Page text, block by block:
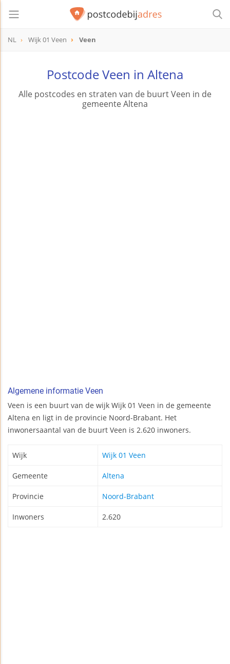
NL Wijk 01 Veen Veen
Postcode Veen in Altena
Alle postcodes en straten van de buurt Veen in de
gemeente Altena
Algemene informatie Veen
Veen is een buurt van de wijk Wijk 01 Veen in de gemeente
Altena en ligt in de provincie Noord-Brabant. Het
inwonersaantal van de buurt Veen is 2.620 inwoners.
Wijk Wijk 01 Veen
Gemeente Altena
Provincie Noord-Brabant
Inwoners 2.620